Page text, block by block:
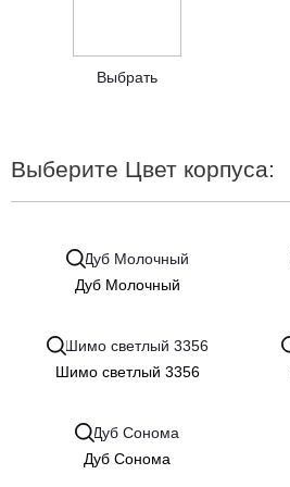
Выбрать
Выберите Цвет корпуса:
Дуб Молочный
Шимо светлый 3356
Дуб Сонома